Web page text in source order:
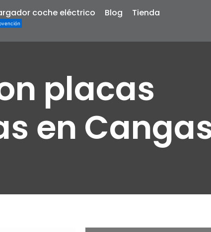
coche eléctrico Blog Tienda
placas
en